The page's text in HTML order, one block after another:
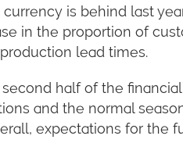
is behind last
in the proportion of
lead times.
half of the
and the normal
expectations for the